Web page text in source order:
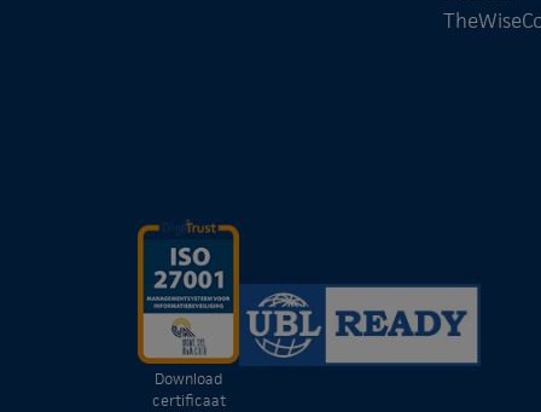
Download
certificaat